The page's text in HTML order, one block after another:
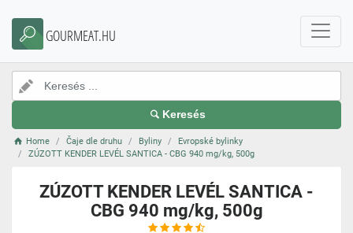
GOURMEAT.HU
Keresés
Home Čaje dle druhu Byliny
Evropské bylinky
ZÚZOTT KENDER LEVÉL SANTICA - CBG 940 mg/kg, 500g
ZÚZOTT KENDER LEVÉL SANTICA -
CBG 940 mg/kg, 500g